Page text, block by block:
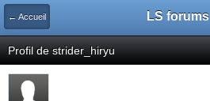
← Accueil LS forums
Profil de strider_hiryu